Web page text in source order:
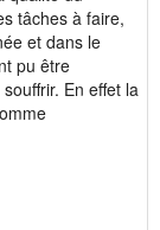
tâches à faire,
et dans le
pu être
En effet la